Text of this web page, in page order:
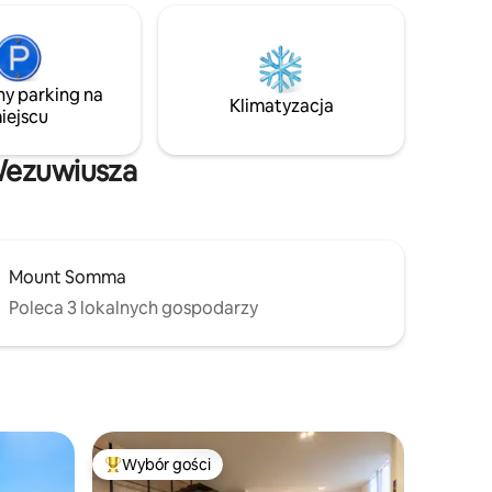
od
jak
Martino.
ogrodzie pełnym kwitnących owoców
i warzyw wśród drzew cytrynowych. Villa
Paradiso oferuje malowniczą ucieczkę od
codzienności na pięknym Wybrzeżu
parking na
Klimatyzacja
Mount Somma
Poleca 3 lokalnych gospodarzy
Najpopularniejsze z kategorii Wybór gości
Wybór gości